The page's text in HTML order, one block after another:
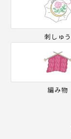
刺しゅう
編み物